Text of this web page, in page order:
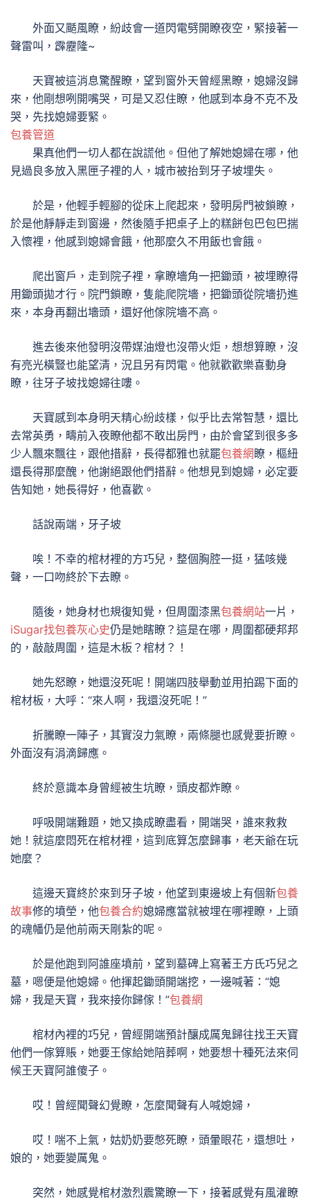
外面又颳風瞭，紛歧會一道閃電劈開瞭夜空，緊接著一
聲雷叫，霹靂隆~
天寶被這消息驚醒瞭，望到窗外天曾經黑瞭，媳婦沒歸
來，他剛想咧開嘴哭，可是又忍住瞭，他感到本身不克不及
哭，先找媳婦要緊。
包養管道
果真他們一切人都在說謊他。但他了解她媳婦在哪，他
見過良多放入黑匣子裡的人，城市被抬到牙子坡埋失。
於是，他輕手輕腳的從床上爬起來，發明房門被鎖瞭，
於是他靜靜走到窗邊，然後隨手把桌子上的糕餅包巴包巴揣
入懷裡，他感到媳婦會餓，他那麼久不用飯也會餓。
爬出窗戶，走到院子裡，拿瞭墻角一把鋤頭，被埋瞭得
用鋤頭拋才行。院門鎖瞭，隻能爬院墻，把鋤頭從院墻扔進
來，本身再翻出墻頭，還好他傢院墻不高。
進去後來他發明沒帶媒油燈也沒帶火炬，想想算瞭，沒
有亮光橫豎也能望清，況且另有閃電。他就歡歡樂喜動身
瞭，往牙子坡找媳婦往嘍。
天寶感到本身明天精心紛歧樣，似乎比去常智慧，還比
去常英勇，疇前入夜瞭他都不敢出房門，由於會望到很多多
少人飄來飄往，跟他措辭，長得都雅也就罷包養網 瞭，樞紐
還長得那麼醜，他謝絕跟他們措辭。他想見到媳婦，必定要
告知她，她長得好，他喜歡。
話說兩端，牙子坡
唉！不幸的棺材裡的方巧兒，整個胸腔一挺，猛咳幾
聲，一口吻終於下去瞭。
隨後，她身材也規復知覺，但周圍漆黑包養網站一片，
iSugar找包養灰心史仍是她瞎瞭？這是在哪，周圍都硬邦邦
的，敲敲周圍，這是木板？棺材？！
她先怒瞭，她還沒死呢！開端四肢舉動並用拍踢下面的
棺材板，大呼：“來人啊，我還沒死呢！”
折騰瞭一陣子，其實沒力氣瞭，兩條腿也感覺要折瞭。
外面沒有涓滴歸應。
終於意識本身曾經被生坑瞭，頭皮都炸瞭。
呼吸開端難題，她又換成瞭盡看，開端哭，誰來救救
她！就這麼悶死在棺材裡，這到底算怎麼歸事，老天爺在玩
她麼？
這邊天寶終於來到牙子坡，他望到東邊坡上有個新包養
故事修的墳塋，他包養合約媳婦應當就被埋在哪裡瞭，上頭
的魂幡仍是他前兩天剛紮的呢。
於是他跑到阿誰座墳前，望到墓碑上寫著王方氏巧兒之
墓，嗯便是他媳婦。他揮起鋤頭開端挖，一邊喊著：“媳
婦，我是天寶，我來接你歸傢！”包養網
棺材內裡的巧兒，曾經開端預計釀成厲鬼歸往找王天寶
他們一傢算賬，她要王傢給她陪葬啊，她要想十種死法來伺
候王天寶阿誰傻子。
哎！曾經聞聲幻覺瞭，怎麼聞聲有人喊媳婦，
哎！喘不上氣，姑奶奶要憋死瞭，頭暈眼花，還想吐，
娘的，她要變厲鬼。
突然，她感覺棺材激烈震驚瞭一下，接著感覺有風灌瞭